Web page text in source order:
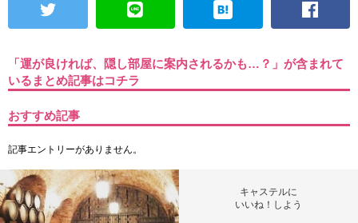
「運が良ければ、隠し部屋に案内されるかも…？」が含まれて
いるまとめ記事はコチラ
おすすめ記事
記事エントリーがありません。
キャステルに
いいね！しよう